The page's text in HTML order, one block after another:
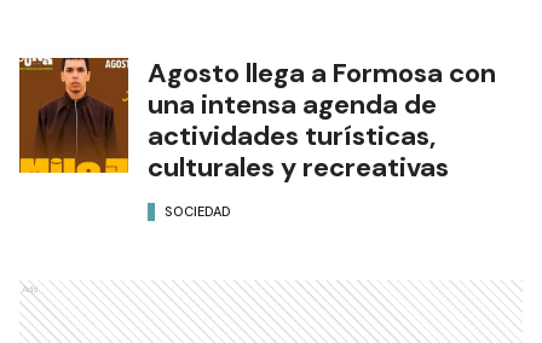
Agosto llega a Formosa con
una intensa agenda de
actividades turísticas,
culturales y recreativas
SOCIEDAD
Ads